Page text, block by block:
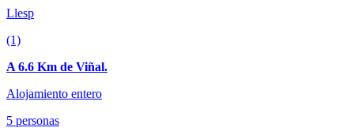
Llesp
(1)
A 6.6 Km de Viñal.
Alojamiento entero
5 personas